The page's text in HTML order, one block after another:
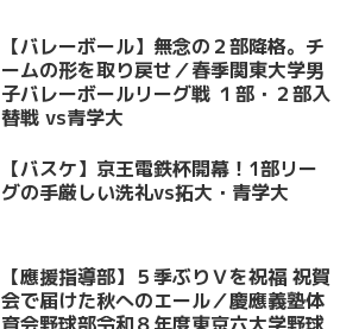
【バレーボール】無念の２部降格。チ
ームの形を取り戻せ／春季関東大学男
子バレーボールリーグ戦 １部・２部入
替戦 vs青学大
【バスケ】京王電鉄杯開幕！1部リー
グの手厳しい洗礼vs拓大・青学大
【應援指導部】５季ぶりＶを祝福 祝賀
会で届けた秋へのエール／慶應義塾体